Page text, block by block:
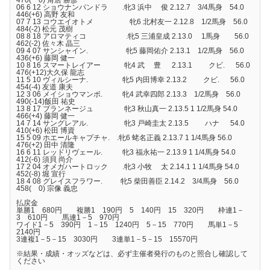
06 6 12 ショウナンパンドラ .牝3 浜中 俊 2.12.7 3/4馬身 54.0
446(+6) 高野 友和
07 7 13 コウエイオトメ 牝6 北村友一 2.12.8 1/2馬身 56.0
484(-2) 松元 茂樹
08 8 18 アロマティコ .牝5 三浦皇成 2.13.0 1馬身 56.0
462(-2) 佐々木 晶三
09 4 07 サンシャイン. 牝5 藤岡佑介 2.13.1 1/2馬身 56.0
436(+6) 藤岡 健一
10 8 16 スマートレイアー 牝4 武 豊 2.13.1 クビ. 56.0
476(+12)大久保 龍志
11 5 10 ヴィルシーナ. 牝5 内田博幸 2.13.2 クビ. 56.0
454(-4) 友道 康夫
12 3 06 メイショウマンボ. 牝4 武幸四郎 2.13.3 1/2馬身 56.0
490(-14)飯田 祐史
13 8 17 ブランネージュ 牝3 秋山真一 2.13.5 1 1/2馬身 54.0
466(+4) 藤岡 健一
14 7 14 サングレアル. 牝3 戸崎圭太 2.13.5 ハナ 54.0
410(+6) 松田 博資
15 5 09 ホエールキャプチャ. .牝6 蛯名正義 2.13.7 1 1/4馬身 56.0
476(+2) 田中 清隆
16 6 11 レッドリヴェール. 牝3 福永祐一 2.13.9 1 1/4馬身 54.0
412(-6) 須貝 尚介
17 2 04 オメガハートロック .牝3 小牧 太 2.14.1 1 1/4馬身 54.0
452(-8) 堀 宣行
18 4 08 グレイスフラワー. 牝5 柴田善臣 2.14.2 3/4馬身 56.0
458( 0) 宗像 義忠
払戻金
単勝1 680円 複勝1 190円 5 140円 15 320円 枠連1－
3 610円 馬連1－5 970円
ワイド1－5 390円 1－15 1240円 5－15 770円 馬単1－5
2140円
3連複1－5－15 3030円 3連単1－5－15 15570円
※結果・成績・オッズなどは、必ず主催者発行のものと照合し確認して
ください